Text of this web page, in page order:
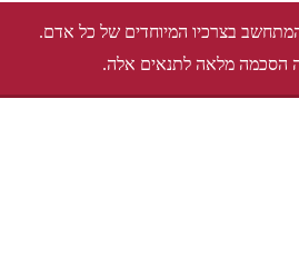
המתחשב בצרכיו המיוחדים של כל אדם.
הסכמה מלאה לתנאים אלה.